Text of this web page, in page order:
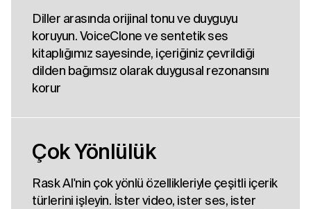
Diller arasında orijinal tonu ve duyguyu
koruyun. VoiceClone ve sentetik ses
kitaplığımız sayesinde, içeriğiniz çevrildiği
dilden bağımsız olarak duygusal rezonansını
korur
Çok Yönlülük
Rask AI'nin çok yönlü özellikleriyle çeşitli içerik
türlerini işleyin. İster video, ister ses, ister